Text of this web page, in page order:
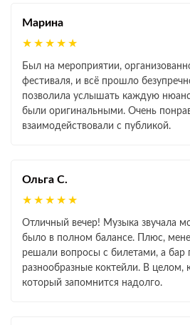
Марина
★★★★★
Был на мероприятии,
фестиваля, и всё прошло
позволила услышать каждую
были оригинальными. Очень
взаимодействовали с публикой.
Ольга С.
★★★★★
Отличный вечер! Музыка звучала
было в полном балансе. Плюс,
решали вопросы с билетами, а бар
разнообразные коктейли. В целом,
который запомнится надолго.